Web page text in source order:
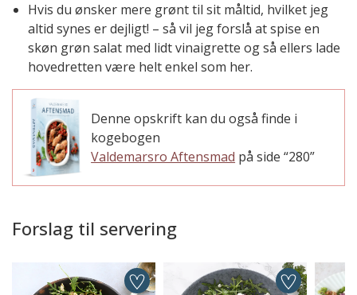
Hvis du ønsker mere grønt til sit måltid, hvilket jeg
altid synes er dejligt! – så vil jeg forslå at spise en
skøn grøn salat med lidt vinaigrette og så ellers lade
hovedretten være helt enkel som her.
Denne opskrift kan du også finde i
kogebogen
Valdemarsro Aftensmad på side “280”
Forslag til servering